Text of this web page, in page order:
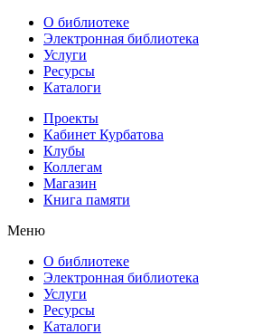
О библиотеке
Электронная библиотека
Услуги
Ресурсы
Каталоги
Проекты
Кабинет Курбатова
Клубы
Коллегам
Магазин
Книга памяти
Меню
О библиотеке
Электронная библиотека
Услуги
Ресурсы
Каталоги